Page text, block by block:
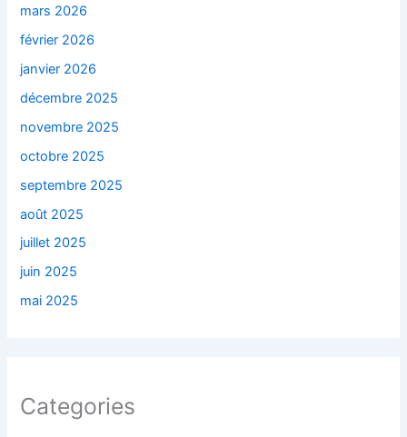
mars 2026
février 2026
janvier 2026
décembre 2025
novembre 2025
octobre 2025
septembre 2025
août 2025
juillet 2025
juin 2025
mai 2025
Categories